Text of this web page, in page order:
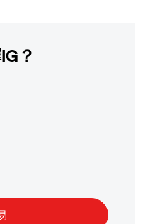
？